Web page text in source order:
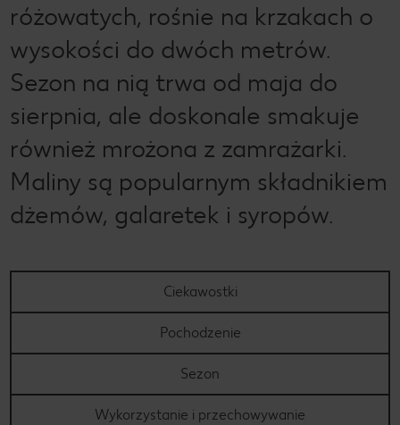
różowatych, rośnie na krzakach o
wysokości do dwóch metrów.
Sezon na nią trwa od maja do
sierpnia, ale doskonale smakuje
również mrożona z zamrażarki.
Maliny są popularnym składnikiem
dżemów, galaretek i syropów.
Ciekawostki
Pochodzenie
Sezon
Wykorzystanie i przechowywanie